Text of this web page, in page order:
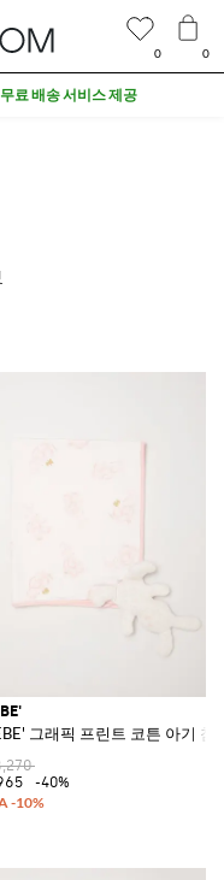
그래픽 프린트 코튼 아기 침
-40%
0 0
료 배송 서비스 제공